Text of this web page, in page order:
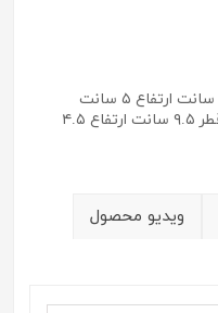
۱) عدد کاسه چکشی دالبری سایز ۱۲: قطر ۹.۵ سانت ارتفاع ۴.۵
ویدیو محصول